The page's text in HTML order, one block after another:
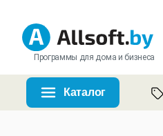
Программы для дома и бизнеса
Каталог